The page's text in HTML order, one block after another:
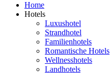
Home
Hotels
Luxushotel
Strandhotel
Familienhotels
Romantische Hotels
Wellnesshotels
Landhotels